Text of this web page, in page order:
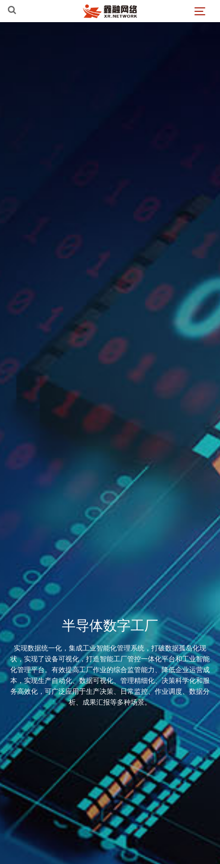
半导体数字工厂
实现数据统一化，集成工业智能化管理系统，打破数据孤岛化现
状，实现了设备可视化，打造智能工厂管控一体化平台和工业智能
化管理平台。有效提高工厂作业的综合监管能力、降低企业运营成
本，实现生产自动化、数据可视化、管理精细化、决策科学化和服
务高效化，可广泛应用于生产决策、日常监控、作业调度、数据分
析、成果汇报等多种场景。